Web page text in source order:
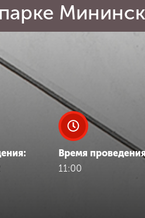
Время
11:00